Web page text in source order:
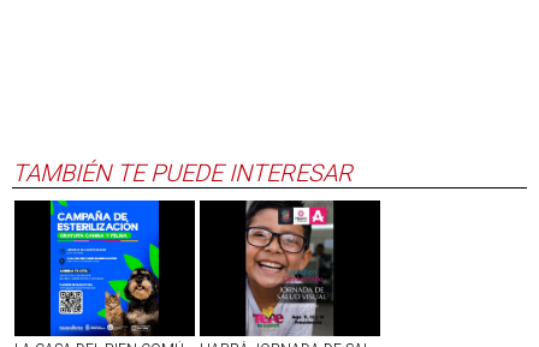
TAMBIÉN TE PUEDE INTERESAR